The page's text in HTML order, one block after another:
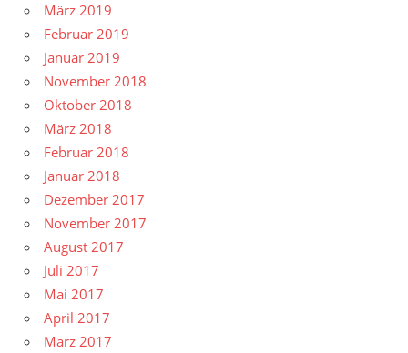
März 2019
Februar 2019
Januar 2019
November 2018
Oktober 2018
März 2018
Februar 2018
Januar 2018
Dezember 2017
November 2017
August 2017
Juli 2017
Mai 2017
April 2017
März 2017